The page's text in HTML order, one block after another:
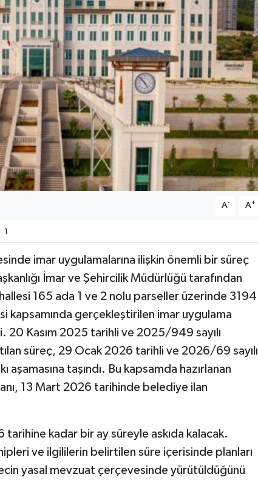
A- A+
1
imar uygulamalarına ilişkin önemli bir süreç
İmar ve Şehircilik Müdürlüğü tarafından
165 ada 1 ve 2 nolu parseller üzerinde 3194
kapsamında gerçekleştirilen imar uygulama
20 Kasım 2025 tarihli ve 2025/949 sayılı
süreç, 29 Ocak 2026 tarihli ve 2026/69 sayılı
aşamasına taşındı. Bu kapsamda hazırlanan
13 Mart 2026 tarihinde belediye ilan
kadar bir ay süreyle askıda kalacak.
ve ilgililerin belirtilen süre içerisinde planları
yasal mevzuat çerçevesinde yürütüldüğünü